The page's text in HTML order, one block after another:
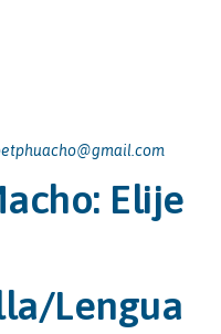
Elije
Lengua